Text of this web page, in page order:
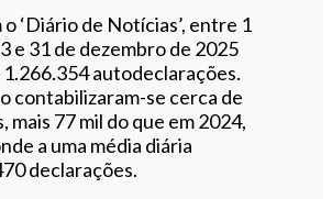
‘Diário de Notícias’, entre 1
e 31 de dezembro de 2025
autodeclarações.
contabilizaram-se cerca de
mais 77 mil do que em 2024,
a uma média diária
declarações.